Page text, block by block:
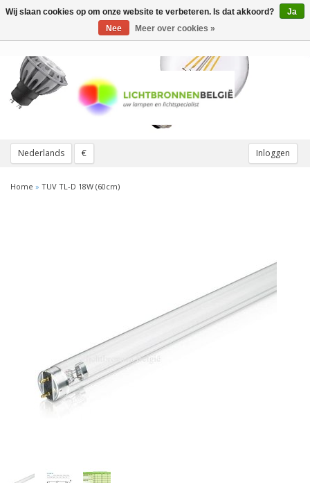
Nederlands € Inloggen
Toggle
Home » TUV TL-D 18W (60cm)
Wij slaan cookies op om onze website te verbeteren. Is dat akkoord?
Ja
Nee
Meer over cookies »